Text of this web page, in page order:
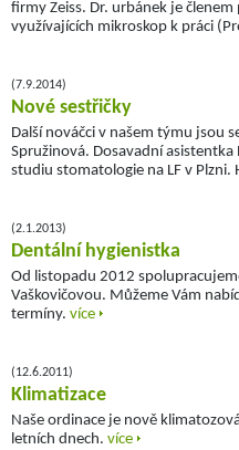
firmy Zeiss. Dr. urbánek je
využívajících mikroskop k práci
(7.9.2014)
Nové sestřičky
Další nováčci v našem týmu jsou
Spružinová. Dosavadní
studiu stomatologie na LF v Plzni.
(2.1.2013)
Dentální hygienistka
Od listopadu 2012
Vaškovičovou. Můžeme Vám
termíny. více
(12.6.2011)
Klimatizace
Naše ordinace je nově
letních dnech. více